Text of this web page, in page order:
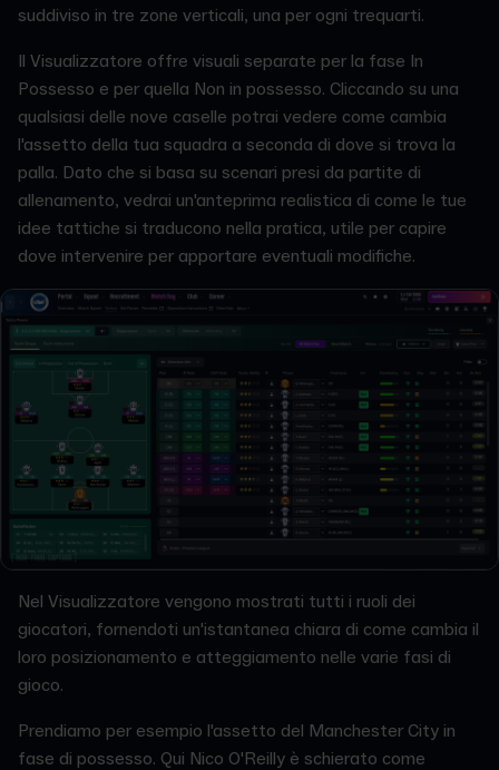
suddiviso in tre zone verticali, una per ogni trequarti.
Il Visualizzatore offre visuali separate per la fase In
Possesso e per quella Non in possesso. Cliccando su una
qualsiasi delle nove caselle potrai vedere come cambia
l'assetto della tua squadra a seconda di dove si trova la
palla. Dato che si basa su scenari presi da partite di
allenamento, vedrai un'anteprima realistica di come le tue
idee tattiche si traducono nella pratica, utile per capire
dove intervenire per apportare eventuali modifiche.
Nel Visualizzatore vengono mostrati tutti i ruoli dei
giocatori, fornendoti un'istantanea chiara di come cambia il
loro posizionamento e atteggiamento nelle varie fasi di
gioco.
Prendiamo per esempio l'assetto del Manchester City in
fase di possesso. Qui Nico O'Reilly è schierato come